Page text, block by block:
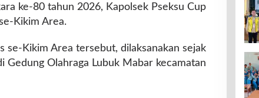
ke-80 tahun 2026, Kapolsek Pseksu Cup
Kikim Area.
se-Kikim Area tersebut, dilaksanakan sejak
Gedung Olahraga Lubuk Mabar kecamatan